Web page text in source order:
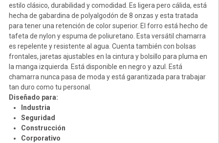
estilo clásico, durabilidad y comodidad. Es ligera pero cálida, está
hecha de gabardina de polyalgodón de 8 onzas y esta tratada
para tener una retención de color superior. El forro está hecho de
tafeta de nylon y espuma de poliuretano. Esta versátil chamarra
es repelente y resistente al agua. Cuenta también con bolsas
frontales, jaretas ajustables en la cintura y bolsillo para pluma en
la manga izquierda. Está disponible en negro y azul. Está
chamarra nunca pasa de moda y está garantizada para trabajar
tan duro como tu personal.
Diseñado para:
Industria
Seguridad
Construcción
Corporativo